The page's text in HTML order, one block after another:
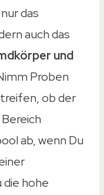
das
auch das
und
Proben
ob der
ab, wenn Du
die hohe